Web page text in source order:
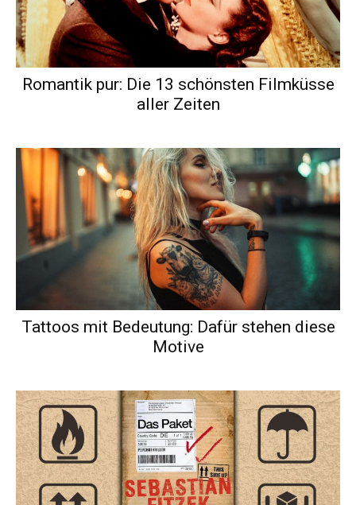
Romantik pur: Die 13 schönsten Filmküsse
aller Zeiten
Tattoos mit Bedeutung: Dafür stehen diese
Motive